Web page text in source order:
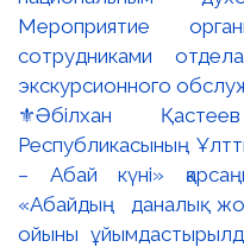
⚜️Әбілхан
Республикасының
– Абай күні»
«Абайдың даналық
ойыны